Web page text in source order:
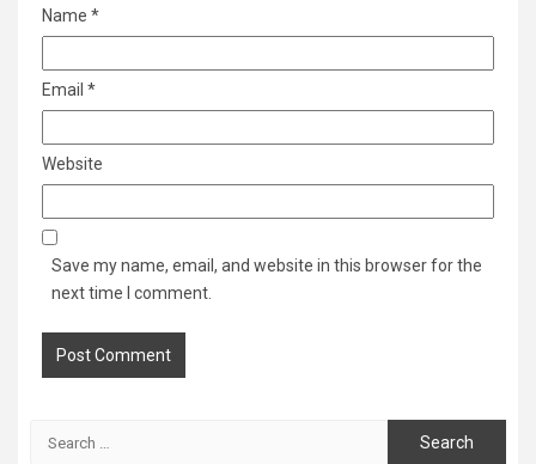
Name *
Email *
Website
Save my name, email, and website in this browser for the
next time I comment.